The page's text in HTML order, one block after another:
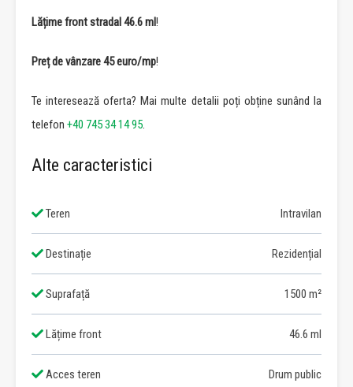
Lățime front stradal 46.6 ml!
Preț de vânzare 45 euro/mp!
Te interesează oferta? Mai multe detalii poți obține sunând la
telefon +40 745 34 14 95.
Alte caracteristici
Teren Intravilan
Destinație Rezidențial
Suprafață 1500 m²
Lățime front 46.6 ml
Acces teren Drum public